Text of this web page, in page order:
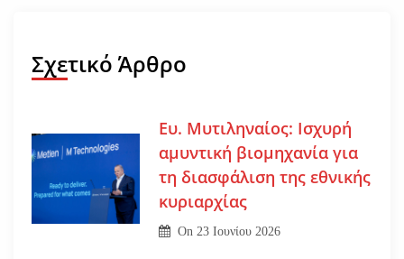
Σχετικό Άρθρο
Ευ. Μυτιληναίος: Ισχυρή
αμυντική βιομηχανία για
τη διασφάλιση της εθνικής
κυριαρχίας
On 23 Ιουνίου 2026